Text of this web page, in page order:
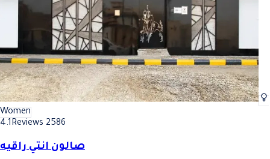
Women
4.1Reviews 2586
صالون انتي راقيه